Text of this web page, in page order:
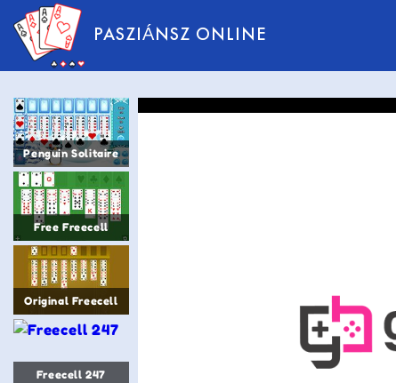
PASZIÁNSZ ONLINE
Penguin Solitaire
Free Freecell
Original Freecell
Freecell 247